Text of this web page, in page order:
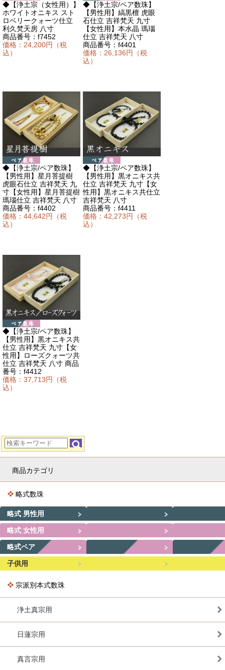
◆【浄土宗（女性用）】
ホワイトオニキス スト
ロベリークォーツ仕立
利久梵天房 八寸
商品番号：f7452
価格：24,200円（税
込）
◆【浄土宗/ペア数珠】
【男性用】縞黒檀 虎眼
石仕立 吉祥梵天 九寸
【女性用】本水晶 瑪瑙
仕立 吉祥梵天 八寸
商品番号：f4401
価格：26,136円（税
込）
◆【浄土宗/ペア数珠】
【男性用】星月菩提樹
虎眼石仕立 吉祥梵天 九
寸【女性用】星月菩提樹
瑪瑙仕立 吉祥梵天 八寸
商品番号：f4402
価格：44,642円（税
込）
◆【浄土宗/ペア数珠】
【男性用】黒オニキス共
仕立 吉祥梵天 九寸【女
性用】黒オニキス共仕立
吉祥梵天 八寸
商品番号：f4411
価格：42,273円（税
込）
◆【浄土宗/ペア数珠】
【男性用】黒オニキス共
仕立 吉祥梵天 九寸【女
性用】ローズクォーツ共
仕立 吉祥梵天 八寸 商品
番号：f4412
価格：37,713円（税
込）
商品カテゴリ
略式数珠
略式 男性用
略式 女性用
略式ペア
子供用
宗派別本式数珠
浄土真宗用
日蓮宗用
真言宗用